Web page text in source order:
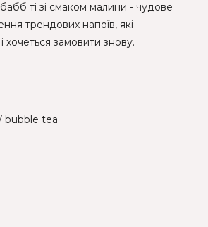
ті зі смаком малини - чудове
трендових напоїв, які
хочеться замовити знову.
bubble tea